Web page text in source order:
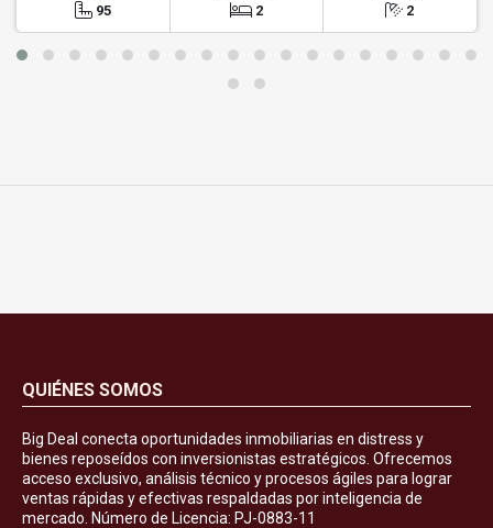
95 2 2
QUIÉNES SOMOS
Big Deal conecta oportunidades inmobiliarias en distress y
bienes reposeídos con inversionistas estratégicos. Ofrecemos
acceso exclusivo, análisis técnico y procesos ágiles para lograr
ventas rápidas y efectivas respaldadas por inteligencia de
mercado. Número de Licencia: PJ-0883-11